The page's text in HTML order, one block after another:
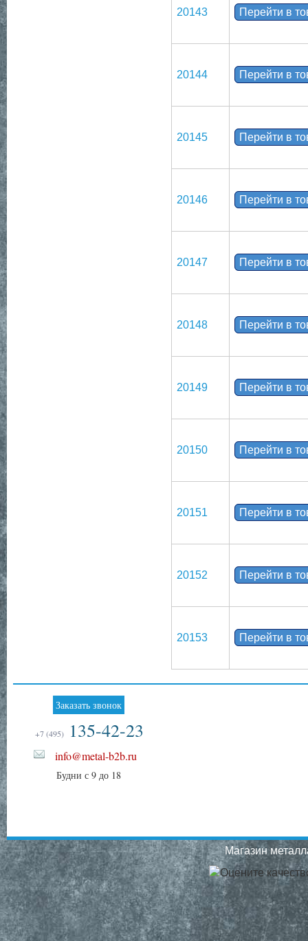
20143 Перейти в
20144 Перейти в
20145 Перейти в
20146 Перейти в
20147 Перейти в
20148 Перейти в
20149 Перейти в
20150 Перейти в
20151 Перейти в
20152 Перейти в
20153 Перейти в
Заказать звонок
+7 (495) 135-42-23
info@metal-b2b.ru
Будни с 9 до 18
Магазин